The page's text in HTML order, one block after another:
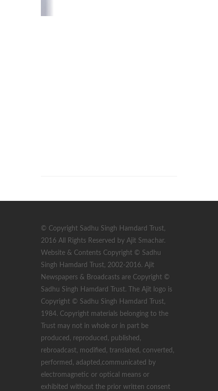
© Copyright Sadhu Singh Hamdard Trust,
2016 All Rights Reserved by Ajit Smachar.
Website & Contents Copyright © Sadhu
Singh Hamdard Trust, 2002-2016. Ajit
Newspapers & Broadcasts are Copyright ©
Sadhu Singh Hamdard Trust. The Ajit logo is
Copyright © Sadhu Singh Hamdard Trust,
1984. Copyright materials belonging to the
Trust may not in whole or in part be
produced, reproduced, published,
rebroadcast, modified, translated, converted,
performed, adapted,communicated by
electromagnetic or optical means or
exhibited without the prior written consent